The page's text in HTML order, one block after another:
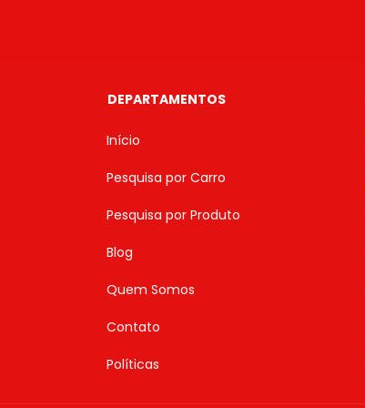
DEPARTAMENTOS
Início
Pesquisa por Carro
Pesquisa por Produto
Blog
Quem Somos
Contato
Políticas